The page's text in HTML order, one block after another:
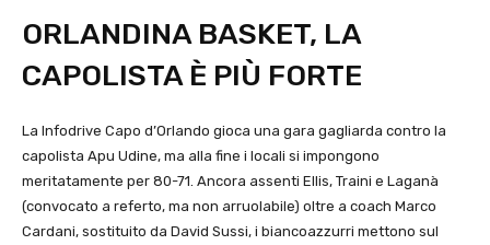
ORLANDINA BASKET, LA
CAPOLISTA È PIÙ FORTE
La Infodrive Capo d’Orlando gioca una gara gagliarda contro la
capolista Apu Udine, ma alla fine i locali si impongono
meritatamente per 80-71. Ancora assenti Ellis, Traini e Laganà
(convocato a referto, ma non arruolabile) oltre a coach Marco
Cardani, sostituito da David Sussi, i biancoazzurri mettono sul